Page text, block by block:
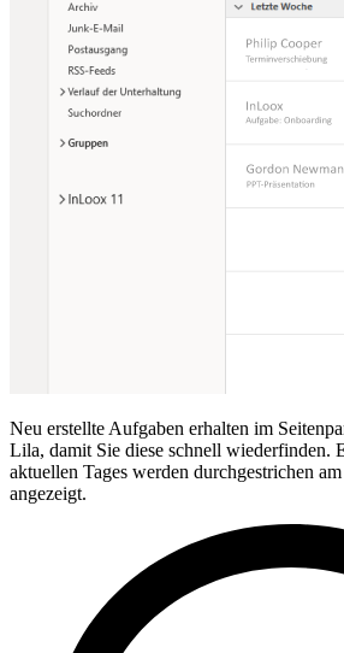
Neu erstellte Aufgaben erhalten im
Lila, damit Sie diese schnell wiederfinden.
aktuellen Tages werden durchgestrichen
angezeigt.